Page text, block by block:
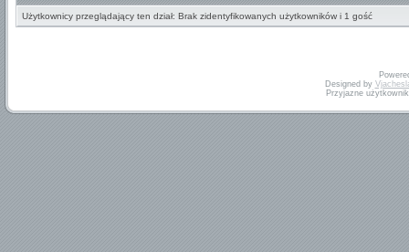
Użytkownicy przeglądający ten dział: Brak zidentyfikowanych użytkowników i 1 gość
Designed by
Przyjazne